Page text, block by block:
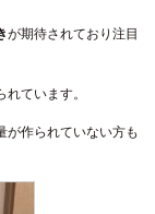
が期待されており注目
ています。
が作られていない方も